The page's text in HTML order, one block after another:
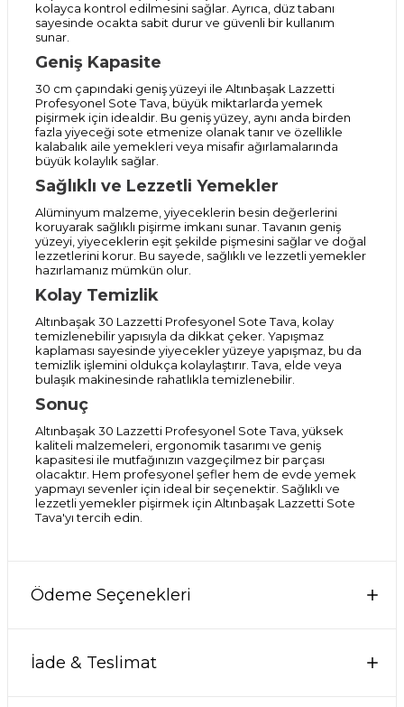
kolayca kontrol edilmesini sağlar. Ayrıca, düz tabanı
sayesinde ocakta sabit durur ve güvenli bir kullanım
sunar.
Geniş Kapasite
30 cm çapındaki geniş yüzeyi ile Altınbaşak Lazzetti
Profesyonel Sote Tava, büyük miktarlarda yemek
pişirmek için idealdir. Bu geniş yüzey, aynı anda birden
fazla yiyeceği sote etmenize olanak tanır ve özellikle
kalabalık aile yemekleri veya misafir ağırlamalarında
büyük kolaylık sağlar.
Sağlıklı ve Lezzetli Yemekler
Alüminyum malzeme, yiyeceklerin besin değerlerini
koruyarak sağlıklı pişirme imkanı sunar. Tavanın geniş
yüzeyi, yiyeceklerin eşit şekilde pişmesini sağlar ve doğal
lezzetlerini korur. Bu sayede, sağlıklı ve lezzetli yemekler
hazırlamanız mümkün olur.
Kolay Temizlik
Altınbaşak 30 Lazzetti Profesyonel Sote Tava, kolay
temizlenebilir yapısıyla da dikkat çeker. Yapışmaz
kaplaması sayesinde yiyecekler yüzeye yapışmaz, bu da
temizlik işlemini oldukça kolaylaştırır. Tava, elde veya
bulaşık makinesinde rahatlıkla temizlenebilir.
Sonuç
Altınbaşak 30 Lazzetti Profesyonel Sote Tava, yüksek
kaliteli malzemeleri, ergonomik tasarımı ve geniş
kapasitesi ile mutfağınızın vazgeçilmez bir parçası
olacaktır. Hem profesyonel şefler hem de evde yemek
yapmayı sevenler için ideal bir seçenektir. Sağlıklı ve
lezzetli yemekler pişirmek için Altınbaşak Lazzetti Sote
Tava'yı tercih edin.
Ödeme Seçenekleri
İade & Teslimat